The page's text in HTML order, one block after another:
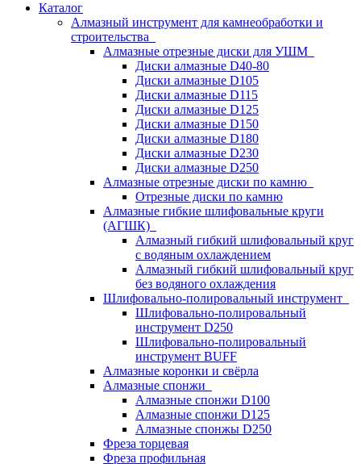
Каталог
Алмазный инструмент для камнеобработки и
строительства
Алмазные отрезные диски для УШМ
Диски алмазные D40-80
Диски алмазные D105
Диски алмазные D115
Диски алмазные D125
Диски алмазные D150
Диски алмазные D180
Диски алмазные D230
Диски алмазные D250
Алмазные отрезные диски по камню
Отрезные диски по камню
Алмазные гибкие шлифовальные круги
(АГШК)
Алмазный гибкий шлифовальный круг
с водяным охлаждением
Алмазный гибкий шлифовальный круг
без водяного охлаждения
Шлифовально-полировальный инструмент
Шлифовально-полировальный
инструмент D250
Шлифовально-полировальный
инструмент BUFF
Алмазные коронки и свёрла
Алмазные спонжи
Алмазные спонжи D100
Алмазные спонжи D125
Алмазные спонжы D250
Фреза торцевая
Фреза профильная